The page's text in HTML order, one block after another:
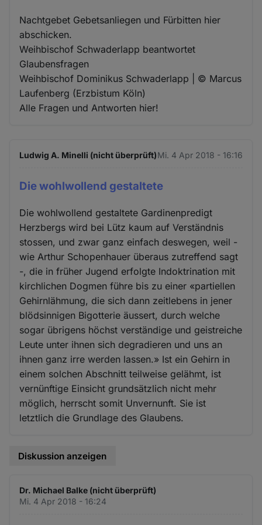
Nachtgebet Gebetsanliegen und Fürbitten hier
abschicken.
Weihbischof Schwaderlapp beantwortet
Glaubensfragen
Weihbischof Dominikus Schwaderlapp | © Marcus
Laufenberg (Erzbistum Köln)
Alle Fragen und Antworten hier!
Ludwig A. Minelli (nicht überprüft)Mi. 4 Apr 2018 - 16:16
Die wohlwollend gestaltete
Die wohlwollend gestaltete Gardinenpredigt
Herzbergs wird bei Lütz kaum auf Verständnis
stossen, und zwar ganz einfach deswegen, weil -
wie Arthur Schopenhauer überaus zutreffend sagt
-, die in früher Jugend erfolgte Indoktrination mit
kirchlichen Dogmen führe bis zu einer «partiellen
Gehirnlähmung, die sich dann zeitlebens in jener
blödsinnigen Bigotterie äussert, durch welche
sogar übrigens höchst verständige und geistreiche
Leute unter ihnen sich degradieren und uns an
ihnen ganz irre werden lassen.» Ist ein Gehirn in
einem solchen Abschnitt teilweise gelähmt, ist
vernünftige Einsicht grundsätzlich nicht mehr
möglich, herrscht somit Unvernunft. Sie ist
letztlich die Grundlage des Glaubens.
Diskussion anzeigen
Dr. Michael Balke (nicht überprüft)
Mi. 4 Apr 2018 - 16:24